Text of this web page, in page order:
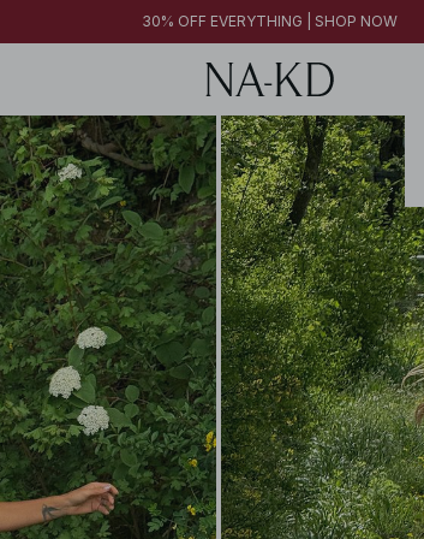
30% OFF EVERYTHING | SHOP NOW